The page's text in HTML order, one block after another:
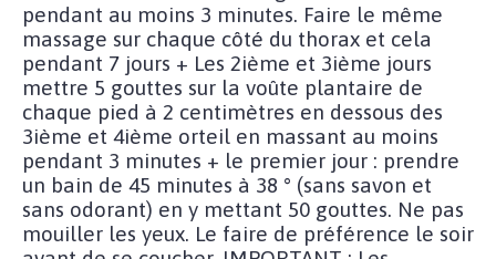
pendant au moins 3 minutes. Faire le même
massage sur chaque côté du thorax et cela
pendant 7 jours + Les 2ième et 3ième jours
mettre 5 gouttes sur la voûte plantaire de
chaque pied à 2 centimètres en dessous des
3ième et 4ième orteil en massant au moins
pendant 3 minutes + le premier jour : prendre
un bain de 45 minutes à 38 ° (sans savon et
sans odorant) en y mettant 50 gouttes. Ne pas
mouiller les yeux. Le faire de préférence le soir